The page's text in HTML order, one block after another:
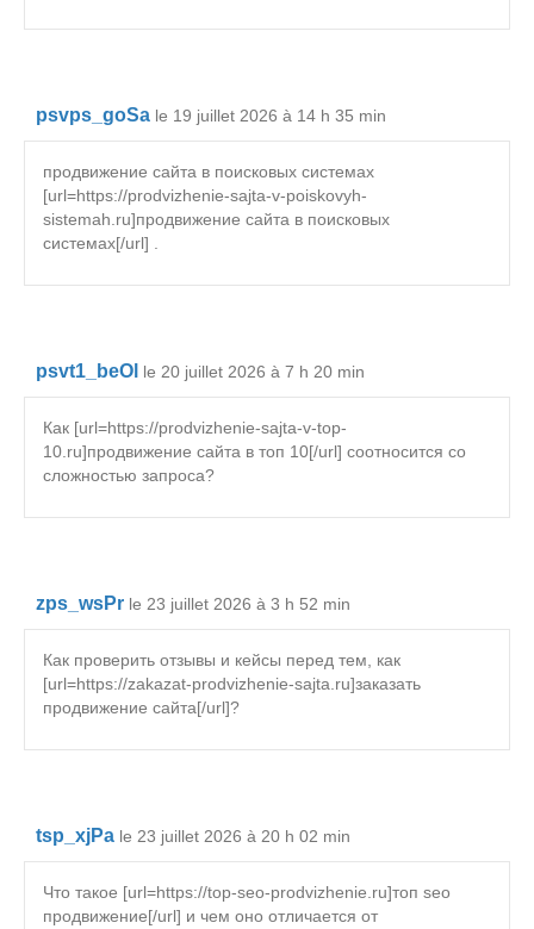
psvps_goSa le 19 juillet 2026 à 14 h 35 min
продвижение сайта в поисковых системах
[url=https://prodvizhenie-sajta-v-poiskovyh-
sistemah.ru]продвижение сайта в поисковых
системах[/url] .
psvt1_beOl le 20 juillet 2026 à 7 h 20 min
Как [url=https://prodvizhenie-sajta-v-top-
10.ru]продвижение сайта в топ 10[/url] соотносится со
сложностью запроса?
zps_wsPr le 23 juillet 2026 à 3 h 52 min
Как проверить отзывы и кейсы перед тем, как
[url=https://zakazat-prodvizhenie-sajta.ru]заказать
продвижение сайта[/url]?
tsp_xjPa le 23 juillet 2026 à 20 h 02 min
Что такое [url=https://top-seo-prodvizhenie.ru]топ seo
продвижение[/url] и чем оно отличается от